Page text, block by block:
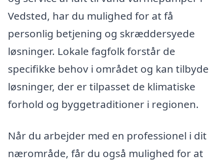
Vedsted, har du mulighed for at få
personlig betjening og skræddersyede
løsninger. Lokale fagfolk forstår de
specifikke behov i området og kan tilbyde
løsninger, der er tilpasset de klimatiske
forhold og byggetraditioner i regionen.
Når du arbejder med en professionel i dit
nærområde, får du også mulighed for at